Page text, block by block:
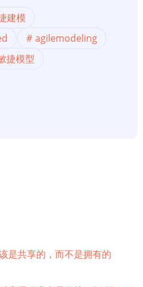
建模
agilemodeling
捷模型
是共享的，而不是拥有的